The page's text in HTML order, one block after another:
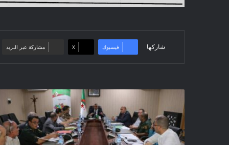
شاركها فيسبوك ‫X مشاركة عبر البريد
موسع
للجنة
الأمنية
الولائية